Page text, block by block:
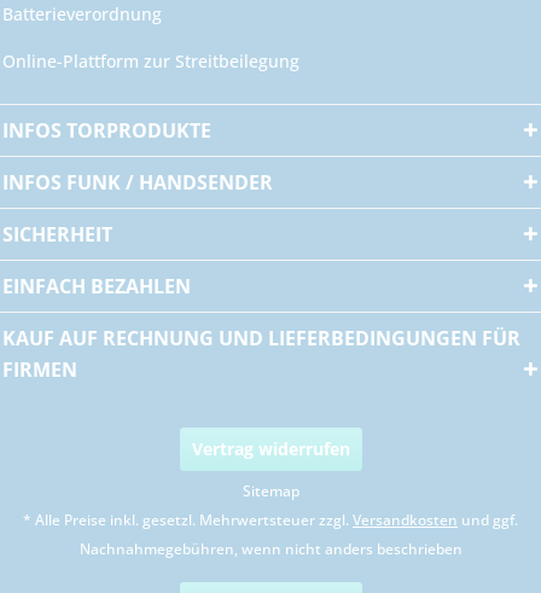
Batterieverordnung
Online-Plattform zur Streitbeilegung
INFOS TORPRODUKTE
INFOS FUNK / HANDSENDER
SICHERHEIT
EINFACH BEZAHLEN
KAUF AUF RECHNUNG UND LIEFERBEDINGUNGEN FÜR
FIRMEN
Vertrag widerrufen
Sitemap
* Alle Preise inkl. gesetzl. Mehrwertsteuer zzgl. Versandkosten und ggf.
Nachnahmegebühren, wenn nicht anders beschrieben